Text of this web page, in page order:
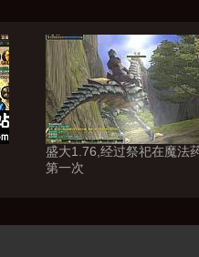
盛大1.76,经过祭祀在魔法
第一次